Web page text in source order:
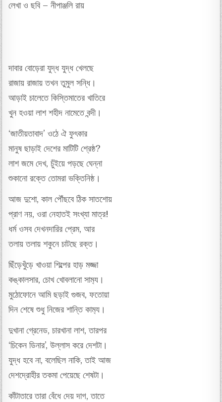
লেখা ও ছবি – নীপাঞ্জলি রায়
দাবার বোড়েরা যুদ্ধ যুদ্ধ খেলছে
রাজায় রাজায় তখন তুমুল সন্ধি।
আড়াই চালেতে কিস্তিমাতের খাতিরে
খুন হওয়া লাশ শহীদ নামেতে বন্দী।
‘জাতীয়তাবাদ’ ওঠে ঐ ফুৎকার
মানুষ ছাড়াই দেশের মাটিটি শ্রেষ্ঠ?
লাশ জমে দেখ, চুঁইয়ে পড়ছে ঘেন্না
শুকানো রক্তে তোমরা ভক্তিনিষ্ঠ।
আজ দুশো, কাল পৌঁছবে ঠিক সাতশোয়
প্রাণ নয়, ওরা নেহাতই সংখ্যা মাত্র!
ধর্ম ওসব দেখনদারির প্রেম, আর
তলায় তলায় শকুনে চাটছে রক্ত।
ছিঁড়েখুঁড়ে খাওয়া শিল্পের হাড় মজ্জা
কঙ্কালসার, চোখ খোবলানো সাম‍্য।
মুঠোফোনে আমি ছড়াই গুজব, ফতোয়া
দিন শেষে শুধু নিজের শান্তি কাম‍্য।
দুখানা গ্রেনেড, চারখানা লাশ, তারপর
‘চিকেন ডিনার’, উল্লাস করে দেশটা।
যুদ্ধ হবে না, বলেছিল নাকি, তাই আজ
দেশদ্রোহীর তকমা পেয়েছে শেষটা।
কাঁটাতারে তারা বেঁধে দেয় দাগ, তাতে